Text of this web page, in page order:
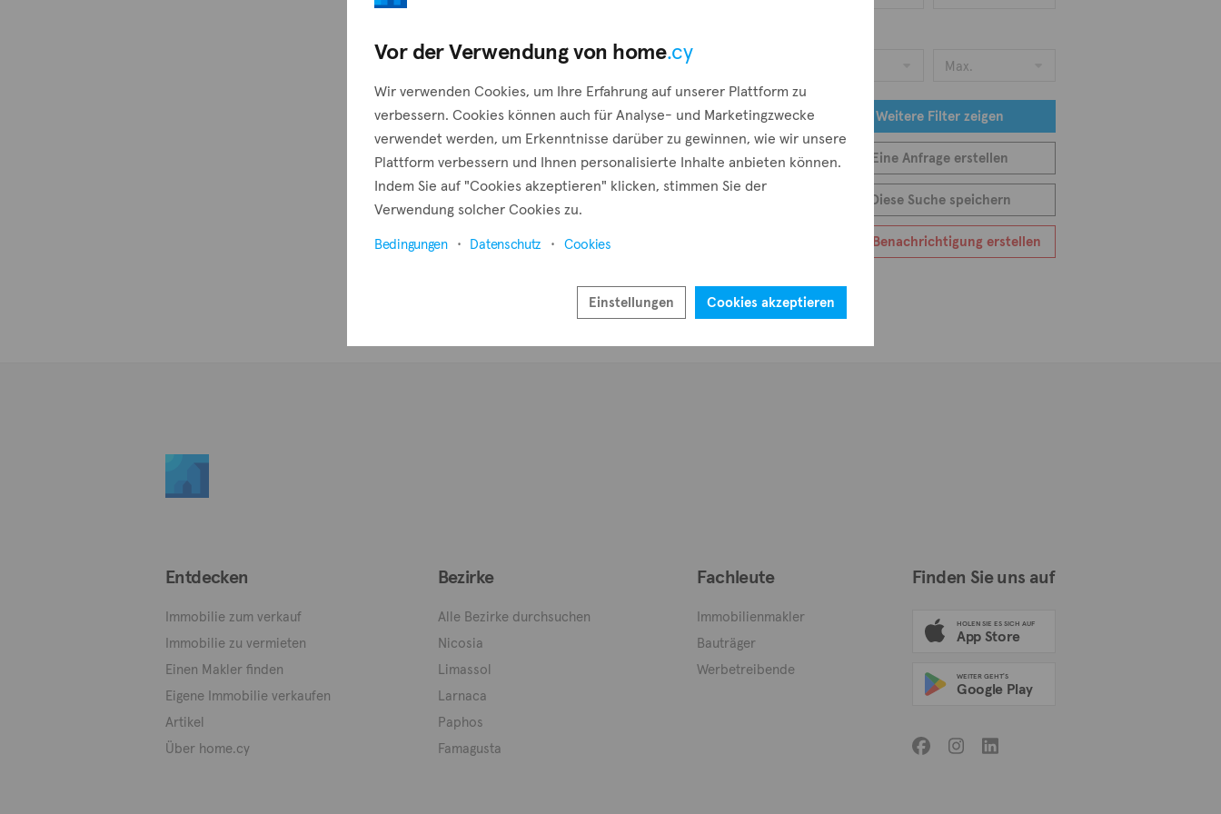
Max.
Weitere Filter zeigen
Eine Anfrage erstellen
Diese Suche speichern
Eine Benachrichtigung erstellen
Entdecken
Immobilie zum verkauf
Immobilie zu vermieten
Einen Makler finden
Eigene Immobilie verkaufen
Artikel
Über home.cy
Bezirke
Alle Bezirke durchsuchen
Nicosia
Limassol
Larnaca
Paphos
Famagusta
Fachleute
Immobilienmakler
Bauträger
Werbetreibende
Finden Sie uns auf
HOLEN SIE ES SICH AUF
App Store
WEITER GEHT'S
Google Play
Vor der Verwendung von home.cy
Wir verwenden Cookies, um Ihre Erfahrung auf unserer Plattform zu
verbessern. Cookies können auch für Analyse- und Marketingzwecke
verwendet werden, um Erkenntnisse darüber zu gewinnen, wie wir unsere
Plattform verbessern und Ihnen personalisierte Inhalte anbieten können.
Indem Sie auf "Cookies akzeptieren" klicken, stimmen Sie der
Verwendung solcher Cookies zu.
Bedingungen Datenschutz Cookies
Einstellungen Cookies akzeptieren